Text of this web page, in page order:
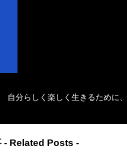
自分らしく楽しく生きるために
- Related Posts -